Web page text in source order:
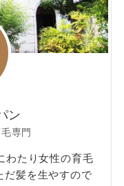
ン
専門
わたり女性の育毛
だ髪を生やすので